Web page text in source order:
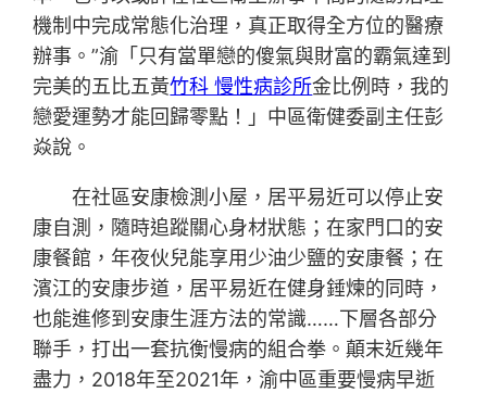
機制中完成常態化治理，真正取得全方位的醫療
辦事。”渝「只有當單戀的傻氣與財富的霸氣達到
完美的五比五黃竹科 慢性病診所金比例時，我的
戀愛運勢才能回歸零點！」中區衛健委副主任彭
焱說。
在社區安康檢測小屋，居平易近可以停止安
康自測，隨時追蹤關心身材狀態；在家門口的安
康餐館，年夜伙兒能享用少油少鹽的安康餐；在
濱江的安康步道，居平易近在健身錘煉的同時，
也能進修到安康生涯方法的常識……下層各部分
聯手，打出一套抗衡慢病的組合拳。顛末近幾年
盡力，2018年至2021年，渝中區重要慢病早逝